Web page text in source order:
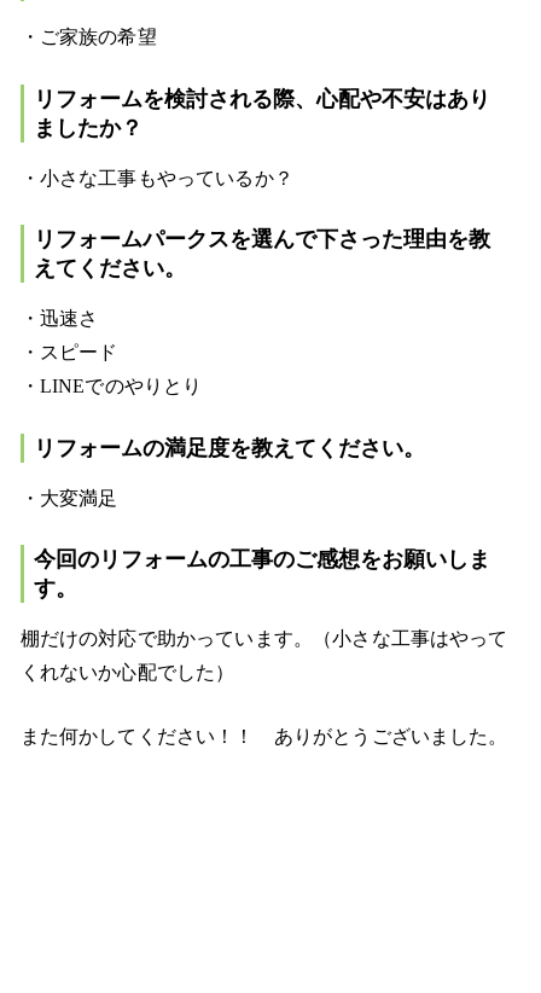
・ご家族の希望
リフォームを検討される際、心配や不安はあり
ましたか？
・小さな工事もやっているか？
リフォームパークスを選んで下さった理由を教
えてください。
・迅速さ
・スピード
・LINEでのやりとり
リフォームの満足度を教えてください。
・大変満足
今回のリフォームの工事のご感想をお願いしま
す。
棚だけの対応で助かっています。（小さな工事はやって
くれないか心配でした）
また何かしてください！！ ありがとうございました。